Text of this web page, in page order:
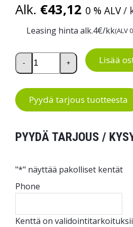
Alk. €43,12 0 % ALV/
Leasing hinta alk.4€/kk(ALV
Tukituoli Stand Aid määrä
- + Lisää
Pyydä tarjous tuotteesta
PYYDÄ TARJOUS /
"*" näyttää pakolliset kentät
Phone
Kenttä on